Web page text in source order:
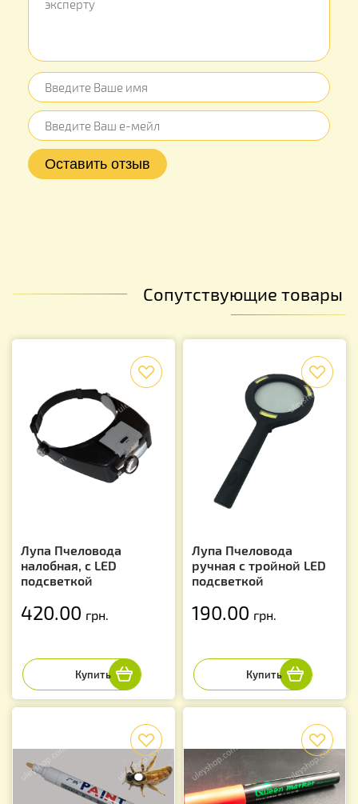
Сопутствующие товары
Лупа Пчеловода
налобная, с LED
подсветкой
420.00 грн.
Лупа Пчеловода
ручная с тройной LED
подсветкой
190.00 грн.